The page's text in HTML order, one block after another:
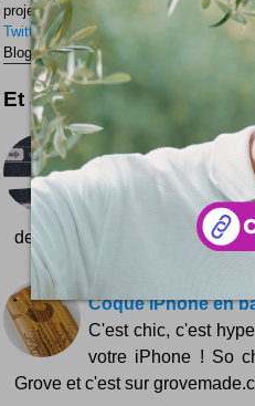
projets par les mots. Adepte de
Twitter Facebook
Blogueur ? Auteur ?
Rejoignez la
Et aussi ...
Paillasson iPhone
Coques, étuis,
sauces de l'iPhone
dessus ! http://
Coque iPhone en
C'est chic, c'est
votre iPhone ! So
Grove et c'est sur